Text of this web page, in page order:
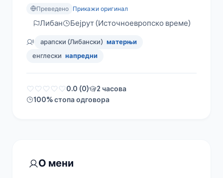
Преведено Прикажи оригинал
Либан Бејрут (Источноевропско време)
арапски (Либански) матерњи
енглески напредни
0.0 (0)
2 часова
100% стопа одговора
О мени